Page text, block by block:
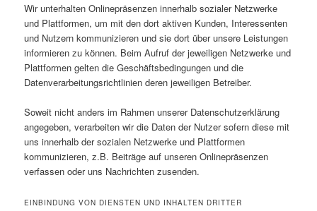
Wir unterhalten Onlinepräsenzen innerhalb sozialer Netzwerke
und Plattformen, um mit den dort aktiven Kunden, Interessenten
und Nutzern kommunizieren und sie dort über unsere Leistungen
informieren zu können. Beim Aufruf der jeweiligen Netzwerke und
Plattformen gelten die Geschäftsbedingungen und die
Datenverarbeitungsrichtlinien deren jeweiligen Betreiber.
Soweit nicht anders im Rahmen unserer Datenschutzerklärung
angegeben, verarbeiten wir die Daten der Nutzer sofern diese mit
uns innerhalb der sozialen Netzwerke und Plattformen
kommunizieren, z.B. Beiträge auf unseren Onlinepräsenzen
verfassen oder uns Nachrichten zusenden.
EINBINDUNG VON DIENSTEN UND INHALTEN DRITTER